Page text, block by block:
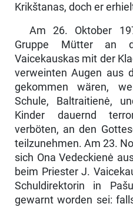
Krikštanas, doch er
Am 26. Oktober
Gruppe Mütter an
Vaicekauskas mit der
verweinten Augen aus
gekommen wären,
Schule, Baltraitienė,
Kinder dauernd
verböten, an den
teilzunehmen. Am 23.
sich Ona Vedeckienė
beim Priester J.
Schuldirektorin in
gewarnt worden sei: